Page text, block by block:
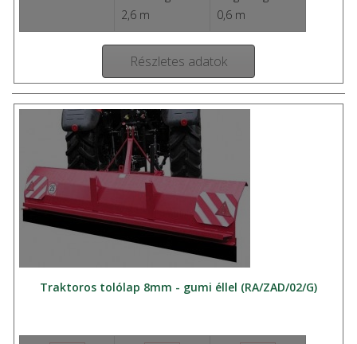
2,6 m
0,6 m
Részletes adatok
Traktoros tolólap 8mm - gumi éllel (RA/ZAD/02/G)